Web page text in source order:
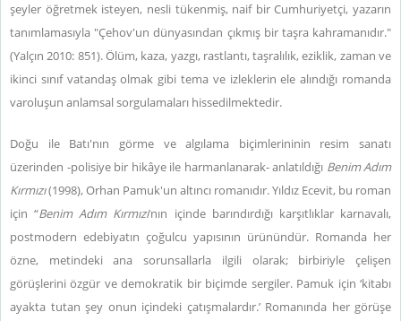
şeyler öğretmek isteyen, nesli tükenmiş, naif bir Cumhuriyetçi, yazarın
tanımlamasıyla "Çehov'un dünyasından çıkmış bir taşra kahramanıdır."
(Yalçın 2010: 851). Ölüm, kaza, yazgı, rastlantı, taşralılık, eziklik, zaman ve
ikinci sınıf vatandaş olmak gibi tema ve izleklerin ele alındığı romanda
varoluşun anlamsal sorgulamaları hissedilmektedir.
Doğu ile Batı'nın görme ve algılama biçimlerininin resim sanatı
üzerinden -polisiye bir hikâye ile harmanlanarak- anlatıldığı Benim Adım
Kırmızı(1998), Orhan Pamuk'un altıncı romanıdır. Yıldız Ecevit, bu roman
için “Benim Adım Kırmızı’nın içinde barındırdığı karşıtlıklar karnavalı,
postmodern edebiyatın çoğulcu yapısının ürünündür. Romanda her
özne, metindeki ana sorunsallarla ilgili olarak; birbiriyle çelişen
görüşlerini özgür ve demokratik bir biçimde sergiler. Pamuk için ‘kitabı
ayakta tutan şey onun içindeki çatışmalardır.’ Romanında her görüşe